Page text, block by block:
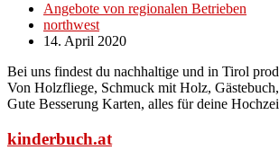
Angebote von regionalen Betrieben
northwest
14. April 2020
Bei uns findest du nachhaltige und in Tirol
Von Holzfliege, Schmuck mit Holz,
Gute Besserung Karten, alles für deine
kinderbuch.at